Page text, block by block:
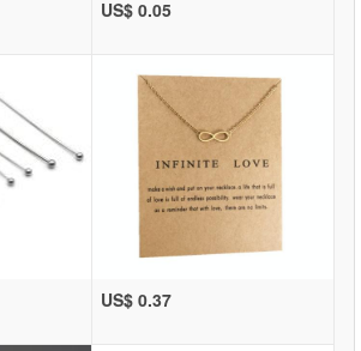
US$ 0.05
US$ 0.37